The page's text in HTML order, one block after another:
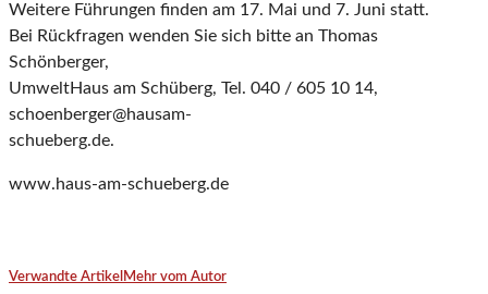
Weitere Führungen finden am 17. Mai und 7. Juni statt.
Bei Rückfragen wenden Sie sich bitte an Thomas
Schönberger,
UmweltHaus am Schüberg, Tel. 040 / 605 10 14,
schoenberger@hausam-
schueberg.de.
www.haus-am-schueberg.de
Verwandte Artikel Mehr vom Autor